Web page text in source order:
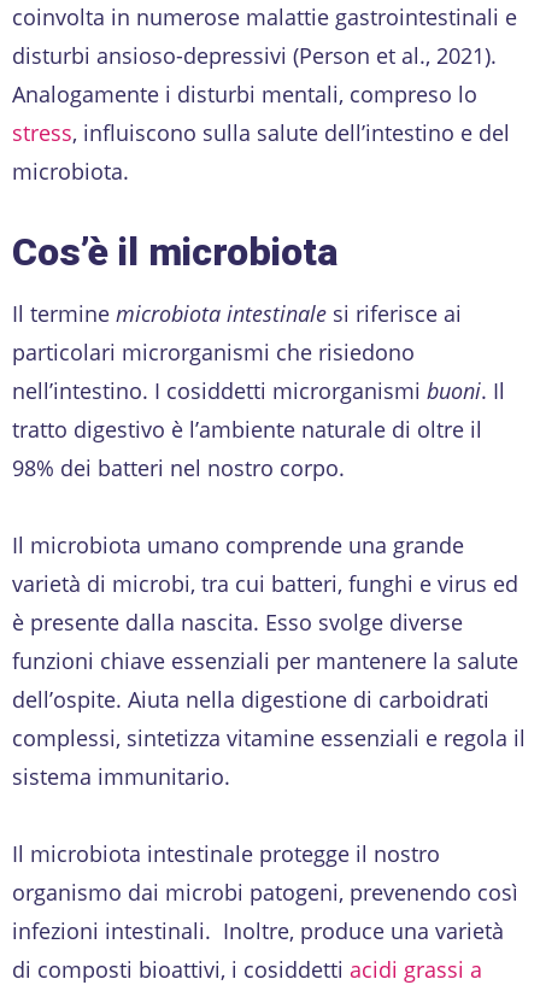
coinvolta in numerose malattie gastrointestinali e
disturbi ansioso-depressivi (Person et al., 2021).
Analogamente i disturbi mentali, compreso lo
stress, influiscono sulla salute dell’intestino e del
microbiota.
Cos’è il microbiota
Il termine microbiota intestinale si riferisce ai
particolari microrganismi che risiedono
nell’intestino. I cosiddetti microrganismi buoni. Il
tratto digestivo è l’ambiente naturale di oltre il
98% dei batteri nel nostro corpo.
Il microbiota umano comprende una grande
varietà di microbi, tra cui batteri, funghi e virus ed
è presente dalla nascita. Esso svolge diverse
funzioni chiave essenziali per mantenere la salute
dell’ospite. Aiuta nella digestione di carboidrati
complessi, sintetizza vitamine essenziali e regola il
sistema immunitario.
Il microbiota intestinale protegge il nostro
organismo dai microbi patogeni, prevenendo così
infezioni intestinali. Inoltre, produce una varietà
di composti bioattivi, i cosiddetti acidi grassi a